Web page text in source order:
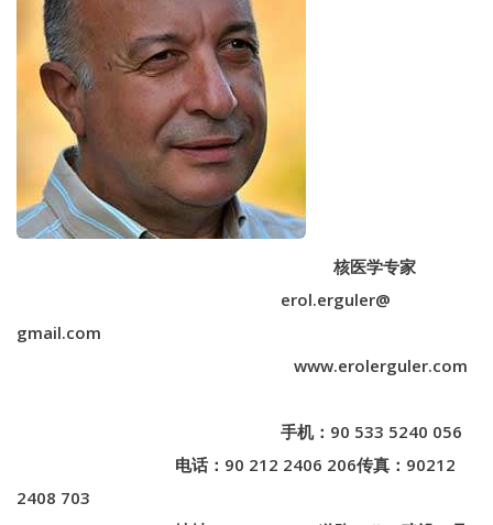
核医学专家
erol.erguler@
gmail.com
www.erolerguler.com
手机： 90 533 5240 056
电话： 90 212 2406 206传真： 90212
2408 703